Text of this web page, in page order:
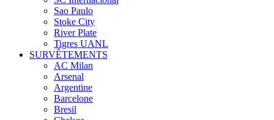
Sao Paulo
Stoke City
River Plate
Tigres UANL
SURVÊTEMENTS
AC Milan
Arsenal
Argentine
Barcelone
Bresil